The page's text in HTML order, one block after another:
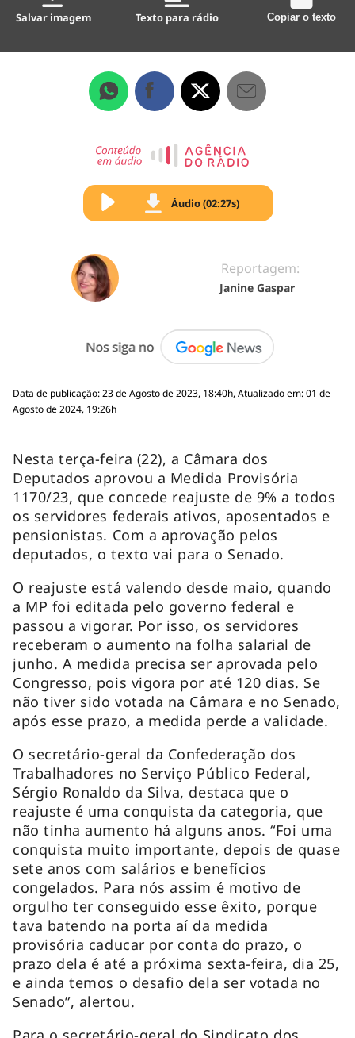
Salvar imagem Texto para rádio Copiar o texto
Áudio (02:27s)
Reportagem:
Janine Gaspar
Data de publicação: 23 de Agosto de 2023, 18:40h, Atualizado em: 01 de
Agosto de 2024, 19:26h
Nesta terça-feira (22), a Câmara dos
Deputados aprovou a Medida Provisória
1170/23, que concede reajuste de 9% a todos
os servidores federais ativos, aposentados e
pensionistas. Com a aprovação pelos
deputados, o texto vai para o Senado.
O reajuste está valendo desde maio, quando
a MP foi editada pelo governo federal e
passou a vigorar. Por isso, os servidores
receberam o aumento na folha salarial de
junho. A medida precisa ser aprovada pelo
Congresso, pois vigora por até 120 dias. Se
não tiver sido votada na Câmara e no Senado,
após esse prazo, a medida perde a validade.
O secretário-geral da Confederação dos
Trabalhadores no Serviço Público Federal,
Sérgio Ronaldo da Silva, destaca que o
reajuste é uma conquista da categoria, que
não tinha aumento há alguns anos. “Foi uma
conquista muito importante, depois de quase
sete anos com salários e benefícios
congelados. Para nós assim é motivo de
orgulho ter conseguido esse êxito, porque
tava batendo na porta aí da medida
provisória caducar por conta do prazo, o
prazo dela é até a próxima sexta-feira, dia 25,
e ainda temos o desafio dela ser votada no
Senado”, alertou.